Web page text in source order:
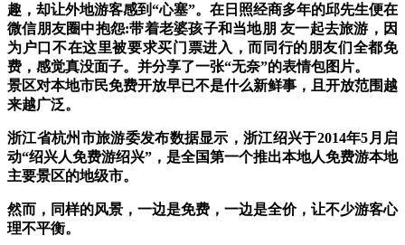
趣，却让外地游客感到“心塞”。在日照经商多年的邱先生便在
微信朋友圈中抱怨:带着老婆孩子和当地朋 友一起去旅游，因
为户口不在这里被要求买门票进入，而同行的朋友们全都免
费，感觉真没面子。并分享了一张“无奈”的表情包图片。
景区对本地市民免费开放早已不是什么新鲜事，且开放范围越
来越广泛。
浙江省杭州市旅游委发布数据显示，浙江绍兴于2014年5月启
动“绍兴人免费游绍兴”，是全国第一个推出本地人免费游本地
主要景区的地级市。
然而，同样的风景，一边是免费，一边是全价，让不少游客心
理不平衡。